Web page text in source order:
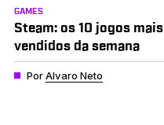
GAMES
Steam: os 10 jogos mais
vendidos da semana
PorAlvaro Neto